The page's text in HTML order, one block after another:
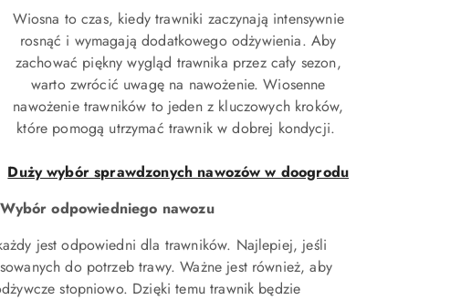
Wiosna to czas, kiedy trawniki zaczynają intensywnie
rosnąć i wymagają dodatkowego odżywienia. Aby
zachować piękny wygląd trawnika przez cały sezon,
warto zwrócić uwagę na nawożenie. Wiosenne
nawożenie trawników to jeden z kluczowych kroków,
które pomogą utrzymać trawnik w dobrej kondycji.
Duży wybór sprawdzonych nawozów w doogrodu
Wybór odpowiedniego nawozu
jest odpowiedni dla trawników. Najlepiej, jeśli
do potrzeb trawy. Ważne jest również, aby
stopniowo. Dzięki temu trawnik będzie